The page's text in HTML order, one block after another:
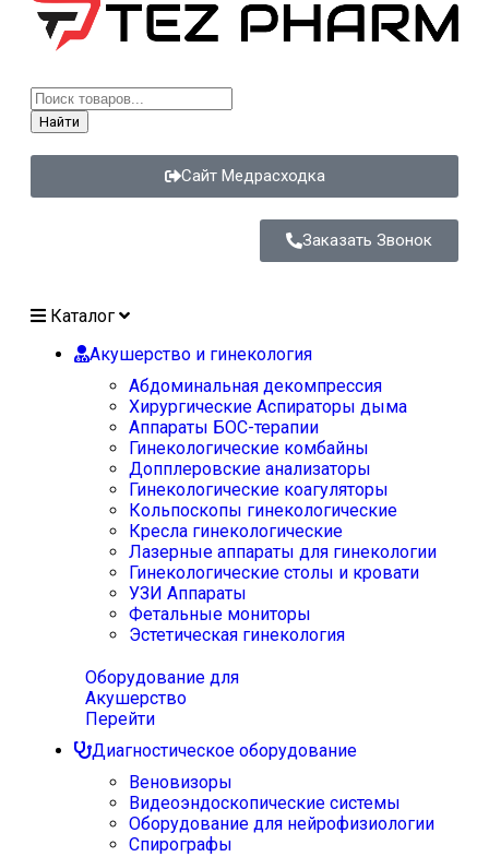
Найти
Сайт Медрасходка
Заказать Звонок
Каталог
Акушерство и гинекология
Абдоминальная декомпрессия
Хирургические Аспираторы дыма
Аппараты БОС-терапии
Гинекологические комбайны
Допплеровские анализаторы
Гинекологические коагуляторы
Кольпоскопы гинекологические
Кресла гинекологические
Лазерные аппараты для гинекологии
Гинекологические столы и кровати
УЗИ Аппараты
Фетальные мониторы
Эстетическая гинекология
Оборудование для
Акушерство
Перейти
Диагностическое оборудование
Веновизоры
Видеоэндоскопические системы
Оборудование для нейрофизиологии
Спирографы